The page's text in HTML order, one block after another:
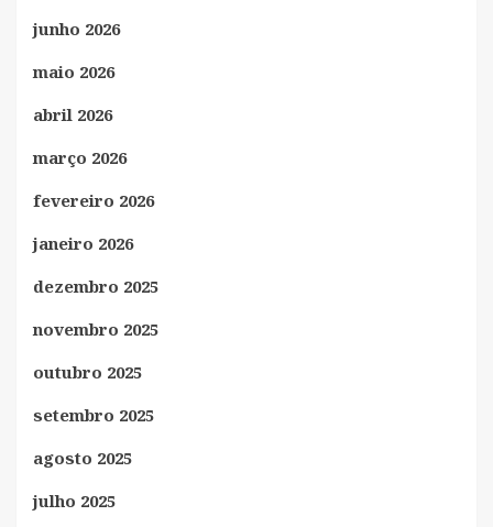
junho 2026
maio 2026
abril 2026
março 2026
fevereiro 2026
janeiro 2026
dezembro 2025
novembro 2025
outubro 2025
setembro 2025
agosto 2025
julho 2025